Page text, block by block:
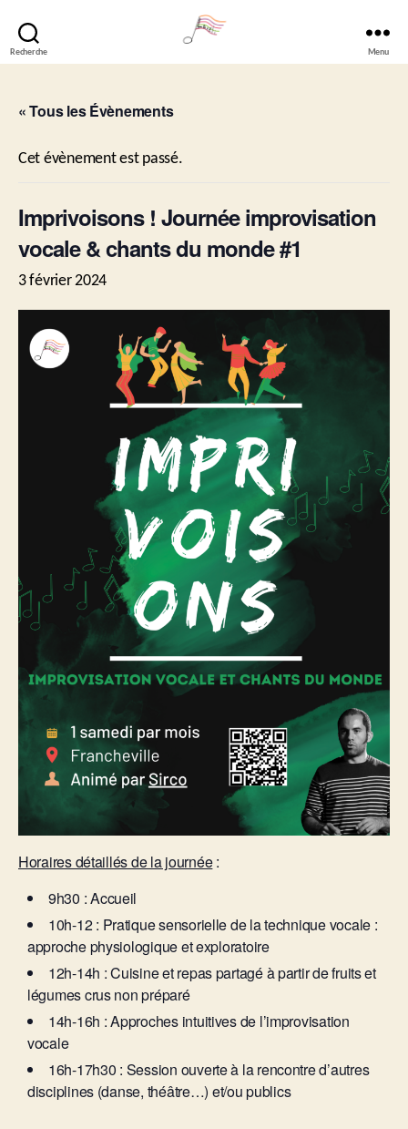
Recherche
Lavéli
Menu
« Tous les Évènements
Cet évènement est passé.
Imprivoisons ! Journée improvisation
vocale & chants du monde #1
3 février 2024
Horaires détaillés de la journée:
9h30 : Accueil
10h-12 : Pratique sensorielle de la technique vocale :
approche physiologique et exploratoire
12h-14h : Cuisine et repas partagé à partir de fruits et
légumes crus non préparé
14h-16h : Approches intuitives de l’improvisation
vocale
16h-17h30 : Session ouverte à la rencontre d’autres
disciplines (danse, théâtre…) et/ou publics